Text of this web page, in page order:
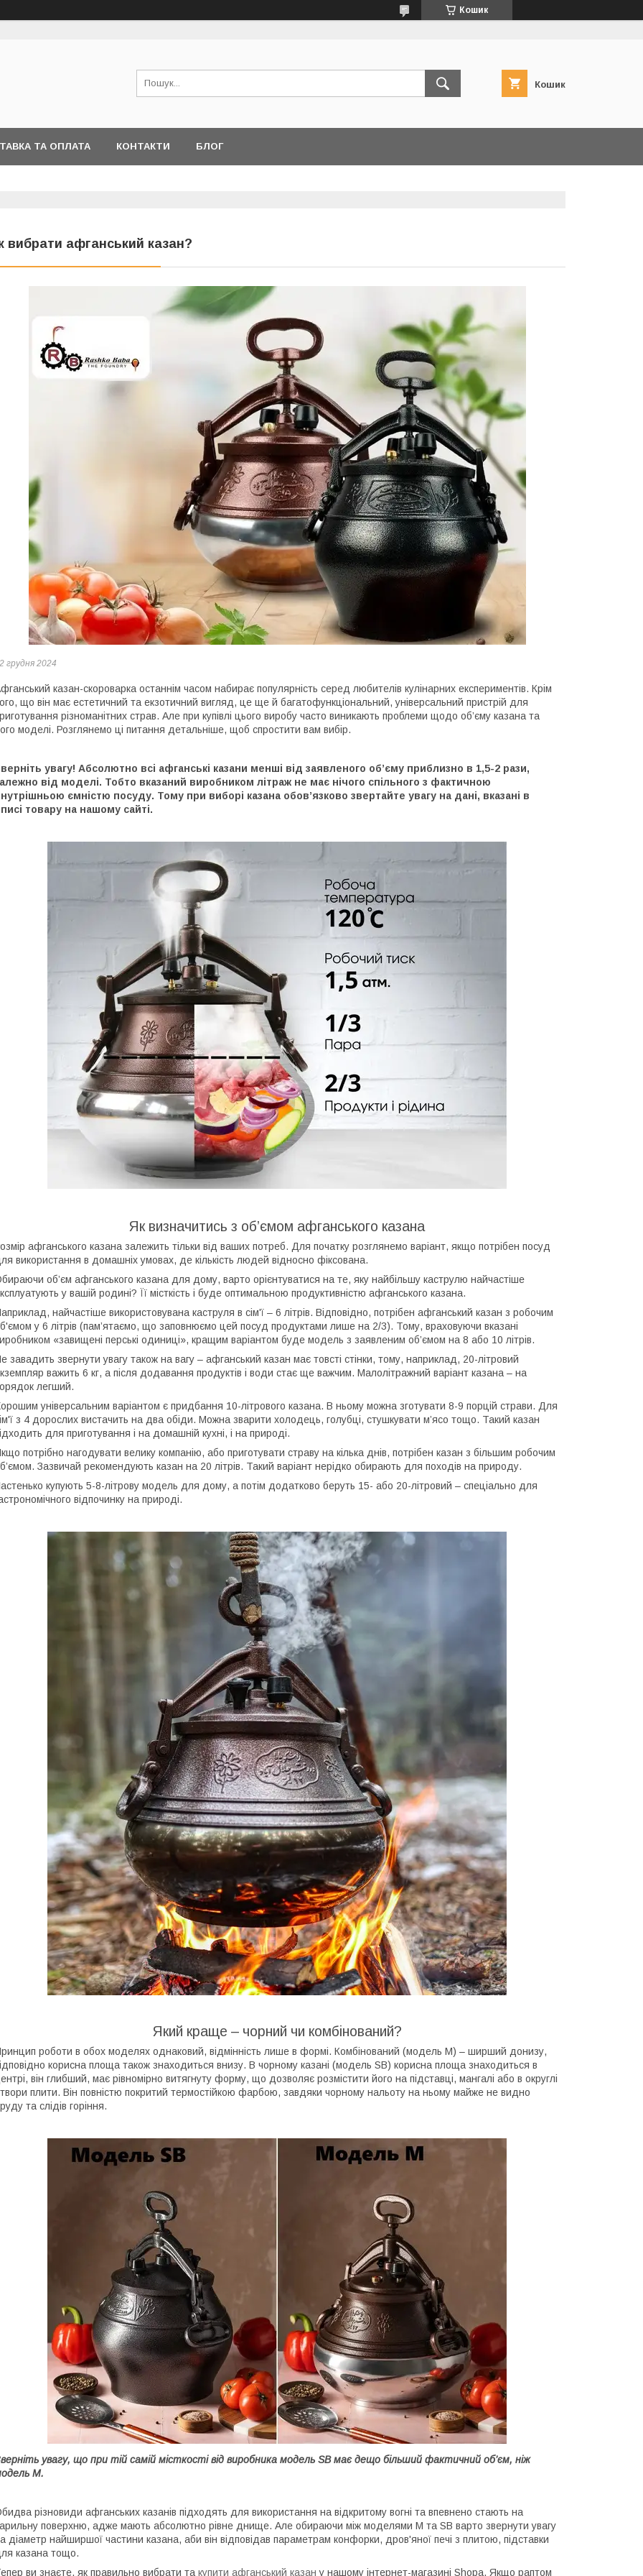
Кошик
Кошик
ТА ОПЛАТА КОНТАКТИ БЛОГ
вибрати афганський казан?
грудня 2024
казан-скороварка останнім часом набирає популярність серед любителів кулінарних експериментів. Крім
що він має естетичний та екзотичний вигляд, це ще й багатофункціональний, універсальний пристрій для
різноманітних страв. Але при купівлі цього виробу часто виникають проблеми щодо об’єму казана та
моделі. Розглянемо ці питання детальніше, щоб спростити вам вибір.
увагу! Абсолютно всі афганські казани менші від заявленого об’єму приблизно в 1,5-2 рази,
від моделі. Тобто вказаний виробником літраж не має нічого спільного з фактичною
ємністю посуду. Тому при виборі казана обов’язково звертайте увагу на дані, вказані в
товару на нашому сайті.
Як визначитись з об’ємом афганського казана
афганського казана залежить тільки від ваших потреб. Для початку розглянемо варіант, якщо потрібен посуд
використання в домашніх умовах, де кількість людей відносно фіксована.
об’єм афганського казана для дому, варто орієнтуватися на те, яку найбільшу каструлю найчастіше
у вашій родині? Її місткість і буде оптимальною продуктивністю афганського казана.
найчастіше використовувана каструля в сім'ї – 6 літрів. Відповідно, потрібен афганський казан з робочим
у 6 літрів (пам’ятаємо, що заповнюємо цей посуд продуктами лише на 2/3). Тому, враховуючи вказані
«завищені перські одиниці», кращим варіантом буде модель з заявленим об’ємом на 8 або 10 літрів.
завадить звернути увагу також на вагу – афганський казан має товсті стінки, тому, наприклад, 20-літровий
важить 6 кг, а після додавання продуктів і води стає ще важчим. Малолітражний варіант казана – на
легший.
універсальним варіантом є придбання 10-літрового казана. В ньому можна зготувати 8-9 порцій страви. Для
з 4 дорослих вистачить на два обіди. Можна зварити холодець, голубці, стушкувати м’ясо тощо. Такий казан
для приготування і на домашній кухні, і на природі.
потрібно нагодувати велику компанію, або приготувати страву на кілька днів, потрібен казан з більшим робочим
Зазвичай рекомендують казан на 20 літрів. Такий варіант нерідко обирають для походів на природу.
купують 5-8-літрову модель для дому, а потім додатково беруть 15- або 20-літровий – спеціально для
відпочинку на природі.
Який краще – чорний чи комбінований?
роботи в обох моделях однаковий, відмінність лише в формі. Комбінований (модель М) – ширший донизу,
корисна площа також знаходиться внизу. В чорному казані (модель SB) корисна площа знаходиться в
він глибший, має рівномірно витягнуту форму, що дозволяє розмістити його на підставці, мангалі або в округлі
плити. Він повністю покритий термостійкою фарбою, завдяки чорному нальоту на ньому майже не видно
та слідів горіння.
увагу, що при тій самій місткості від виробника модель SB має дещо більший фактичний об’єм, ніж
M.
різновиди афганських казанів підходять для використання на відкритому вогні та впевнено стають на
поверхню, адже мають абсолютно рівне днище. Але обираючи між моделями М та SB варто звернути увагу
діаметр найширшої частини казана, аби він відповідав параметрам конфорки, дров'яної печі з плитою, підставки
казана тощо.
ви знаєте, як правильно вибрати та купити афганський казан у нашому інтернет-магазині Shopa. Якщо раптом